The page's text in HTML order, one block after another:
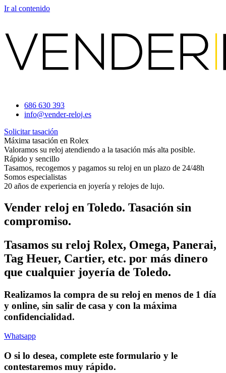
Ir al contenido
686 630 393
info@vender-reloj.es
Solicitar tasación
Máxima tasación en Rolex
Valoramos su reloj atendiendo a la tasación más alta posible.
Rápido y sencillo
Tasamos, recogemos y pagamos su reloj en un plazo de 24/48h
Somos especialistas
20 años de experiencia en joyería y relojes de lujo.
Vender reloj en Toledo. Tasación sin
compromiso.
Tasamos su reloj Rolex, Omega, Panerai,
Tag Heuer, Cartier, etc. por más dinero
que cualquier joyería de Toledo.
Realizamos la compra de su reloj en menos de 1 día
y online, sin salir de casa y con la máxima
confidencialidad.
Whatsapp
O si lo desea, complete este formulario y le
contestaremos muy rápido.